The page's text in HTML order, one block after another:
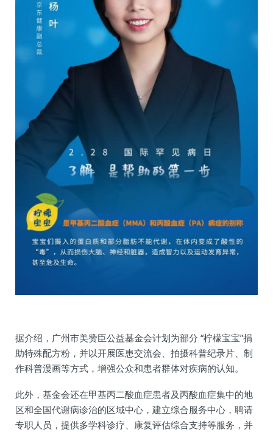
据介绍，广州市美赞臣公益基金会计划为部分 “柠檬宝宝”捐
助特殊配方粉，并以开展医患交流会、拍摄科普纪录片、制
作科普漫画等方式，增强公众和患者群体对疾病的认知。
此外，基金会还在甲基丙二酸血症患者及丙酸血症集中的地
区和全国代谢病诊治的区域中心，建立综合服务中心，聘请
专职人员，提供多学科诊疗、康复评估综合支持等服务，并